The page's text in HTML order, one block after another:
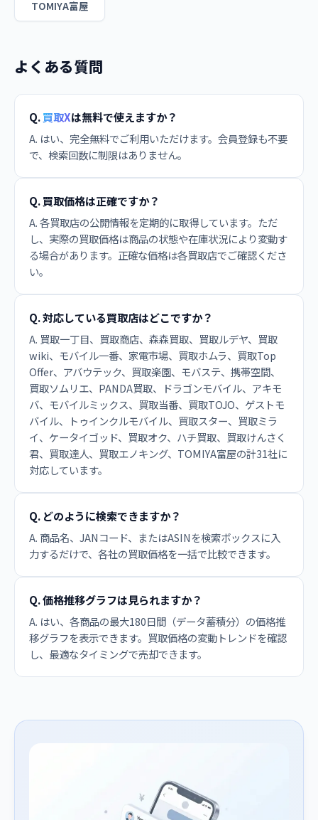
TOMIYA富屋
よくある質問
Q.買取Xは無料で使えますか？
A. はい、完全無料でご利用いただけます。会員登録も不要
で、検索回数に制限はありません。
Q. 買取価格は正確ですか？
A. 各買取店の公開情報を定期的に取得しています。ただ
し、実際の買取価格は商品の状態や在庫状況により変動す
る場合があります。正確な価格は各買取店でご確認くださ
い。
Q. 対応している買取店はどこですか？
A. 買取一丁目、買取商店、森森買取、買取ルデヤ、買取
wiki、モバイル一番、家電市場、買取ホムラ、買取Top
Offer、アバウテック、買取楽園、モバステ、携帯空間、
買取ソムリエ、PANDA買取、ドラゴンモバイル、アキモ
バ、モバイルミックス、買取当番、買取TOJO、ゲストモ
バイル、トゥインクルモバイル、買取スター、買取ミラ
イ、ケータイゴッド、買取オク、ハチ買取、買取けんさく
君、買取達人、買取エノキング、TOMIYA富屋の計31社に
対応しています。
Q. どのように検索できますか？
A. 商品名、JANコード、またはASINを検索ボックスに入
力するだけで、各社の買取価格を一括で比較できます。
Q. 価格推移グラフは見られますか？
A. はい、各商品の最大180日間（データ蓄積分）の価格推
移グラフを表示できます。買取価格の変動トレンドを確認
し、最適なタイミングで売却できます。